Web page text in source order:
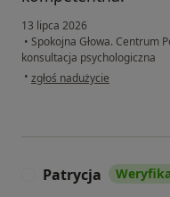
13 lipca 2026
• Spokojna Głowa. Centrum
konsultacja psychologiczna
• w opinii użytkownika Edyta
zgłoś nadużycie
Patrycja